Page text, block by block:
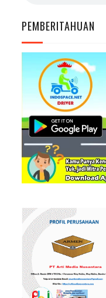
PEMBERITAHUAN